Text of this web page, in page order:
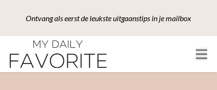
Ontvang als eerst de leukste uitgaanstips in je mailbox